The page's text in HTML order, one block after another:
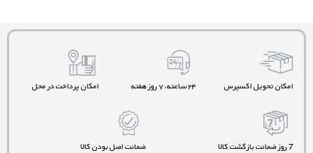
امکان تحویل اکسپرس ۲۴ ساعته، ۷ روز هفته امکان پرداخت در محل
7 روز ضمانت بازگشت کالا ضمانت اصل بودن کالا